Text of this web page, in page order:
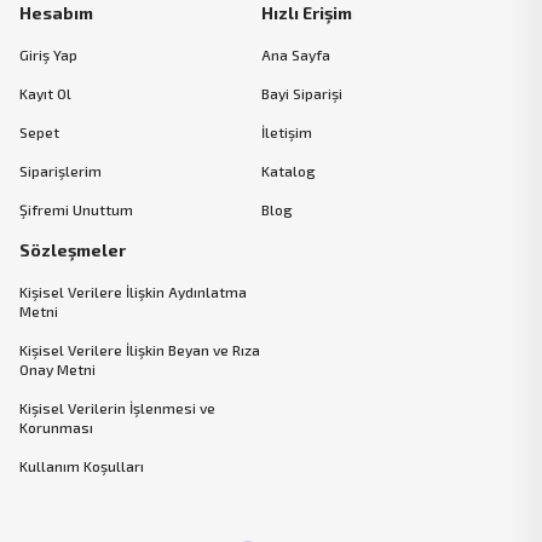
Hesabım
Giriş Yap
Kayıt Ol
Sepet
Siparişlerim
Şifremi Unuttum
Hızlı Erişim
Ana Sayfa
Bayi Siparişi
İletişim
Katalog
Blog
Sözleşmeler
Kişisel Verilere İlişkin Aydınlatma
Metni
Kişisel Verilere İlişkin Beyan ve Rıza
Onay Metni
Kişisel Verilerin İşlenmesi ve
Korunması
Kullanım Koşulları